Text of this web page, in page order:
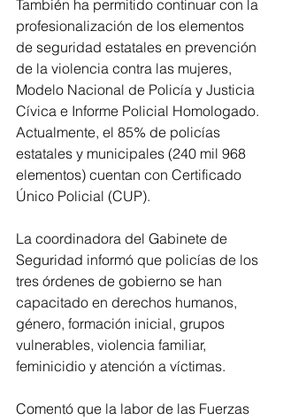
También ha permitido continuar con la
profesionalización de los elementos
de seguridad estatales en prevención
de la violencia contra las mujeres,
Modelo Nacional de Policía y Justicia
Cívica e Informe Policial Homologado.
Actualmente, el 85% de policías
estatales y municipales (240 mil 968
elementos) cuentan con Certificado
Único Policial (CUP).
La coordinadora del Gabinete de
Seguridad informó que policías de los
tres órdenes de gobierno se han
capacitado en derechos humanos,
género, formación inicial, grupos
vulnerables, violencia familiar,
feminicidio y atención a víctimas.
Comentó que la labor de las Fuerzas